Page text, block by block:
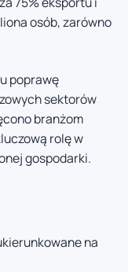
osób, zarówno
poprawę
sektorów
branżom
rolę w
gospodarki.
na